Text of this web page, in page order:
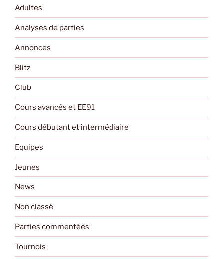
Adultes
Analyses de parties
Annonces
Blitz
Club
Cours avancés et EE91
Cours débutant et intermédiaire
Equipes
Jeunes
News
Non classé
Parties commentées
Tournois